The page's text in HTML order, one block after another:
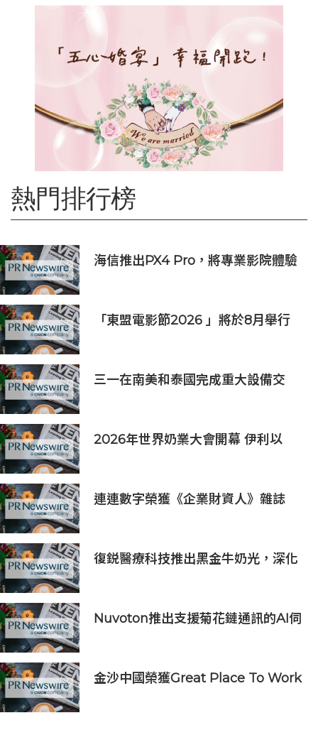
熱門排行榜
海信推出PX4 Pro，將專業影院體驗
「東盟電影節2026 」將於8月舉行
三一在南美和泰國完成重大設備交
2026年世界奶業大會開幕 伊利以
連連數字榮獲《企業財資人》雜誌
Commended）
復鋭醫療科技推出黑金牛奶光，深化
Nuvoton推出支援菊花鏈通訊的AI伺
金沙中國榮獲Great Place To Work